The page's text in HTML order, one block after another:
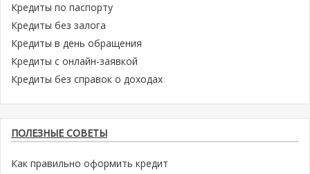
Кредиты по паспорту
Кредиты без залога
Кредиты в день обращения
Кредиты с онлайн-заявкой
Кредиты без справок о доходах
ПОЛЕЗНЫЕ СОВЕТЫ
Как правильно оформить кредит